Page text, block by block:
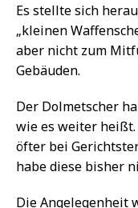
Es stellte sich
„kleinen
aber nicht zum
Gebäuden.
Der Dolmetscher
wie es weiter heißt.
öfter bei
habe diese bisher
Die Angelegenheit